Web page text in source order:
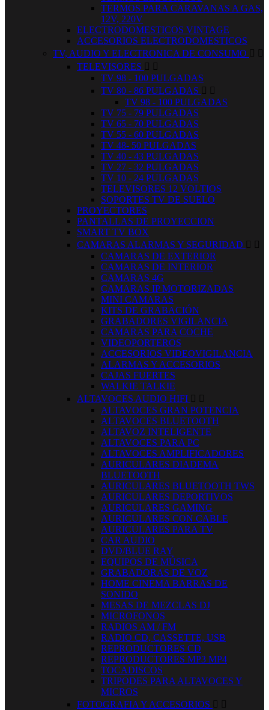
TERMOS PARA CARAVANAS A GAS,
12V, 220V
ELECTRODOMESTICOS VINTAGE
ACCESORIOS ELECTRODOMESTICOS
TV, AUDIO Y ELECTRONICA DE CONSUMO  
TELEVISORES  
TV 98 - 100 PULGADAS
TV 80 - 86 PULGADAS  
TV 98 - 100 PULGADAS
TV 75 - 79 PULGADAS
TV 65 - 70 PULGADAS
TV 55 - 60 PULGADAS
TV 48- 50 PULGADAS
TV 40 - 43 PULGADAS
TV 27 - 32 PULGADAS
TV 10 - 24 PULGADAS
TELEVISORES 12 VOLTIOS
SOPORTES TV DE SUELO
PROYECTORES
PANTALLAS DE PROYECCION
SMART TV BOX
CAMARAS ALARMAS Y SEGURIDAD  
CAMARAS DE EXTERIOR
CAMARAS DE INTERIOR
CAMARAS 4G
CAMARAS IP MOTORIZADAS
MINI CAMARAS
KITS DE GRABACIÓN
GRABADORES VIGILANCIA
CAMARAS PARA COCHE
VIDEOPORTEROS
ACCESORIOS VIDEOVIGILANCIA
ALARMAS Y ACCESORIOS
CAJAS FUERTES
WALKIE TALKIE
ALTAVOCES AUDIO HIFI  
ALTAVOCES GRAN POTENCIA
ALTAVOCES BLUETOOTH
ALTAVOZ INTELIGENTE
ALTAVOCES PARA PC
ALTAVOCES AMPLIFICADORES
AURICULARES DIADEMA
BLUETOOTH
AURICULARES BLUETOOTH TWS
AURICULARES DEPORTIVOS
AURICULARES GAMING
AURICULARES CON CABLE
AURICULARES PARA TV
CAR AUDIO
DVD/BLUE RAY
EQUIPOS DE MÚSICA
GRABADORAS DE VOZ
HOME CINEMA BARRAS DE
SONIDO
MESAS DE MEZCLAS DJ
MICROFONOS
RADIOS AM / FM
RADIO CD, CASSETTE, USB
REPRODUCTORES CD
REPRODUCTORES MP3 MP4
TOCADISCOS
TRIPODES PARA ALTAVOCES Y
MICROS
FOTOGRAFIA Y ACCESORIOS  